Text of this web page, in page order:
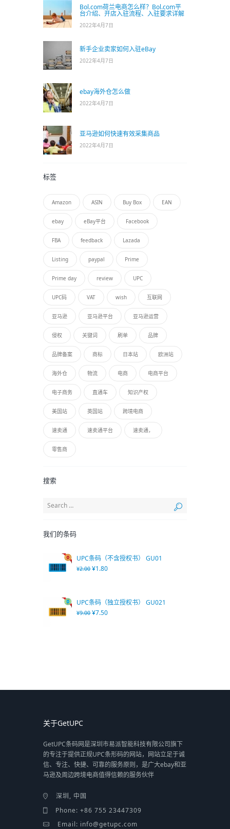
Bol.com荷兰电商怎么样？Bol.com平
台介绍、开店入驻流程、入驻要求详解
2022年4月7日
新手企业卖家如何入驻eBay
2022年4月7日
ebay海外仓怎么做
2022年4月7日
亚马逊如何快速有效采集商品
2022年4月7日
标签
Amazon ASIN Buy Box EAN
ebay eBay平台 Facebook
FBA feedback Lazada
Listing paypal Prime
Prime day review UPC
UPC码 VAT wish 互联网
亚马逊 亚马逊平台 亚马逊运营
侵权 关键词 刷单 品牌
品牌备案 商标 日本站 欧洲站
海外仓 物流 电商 电商平台
电子商务 直通车 知识产权
美国站 英国站 跨境电商
速卖通 速卖通平台 速卖通，
零售商
搜索
我们的条码
UPC条码（不含授权书） GU01
¥2.00 ¥1.80
UPC条码（独立授权书） GU021
¥9.00 ¥7.50
关于GetUPC
GetUPC条码网是深圳市易派智能科技有限公司旗下
的专注于提供正规UPC条形码的网站，网站立足于诚
信、专注、快捷、可靠的服务原则，是广大ebay和亚
马逊及周边跨境电商值得信赖的服务伙伴
深圳, 中国
Phone: +86 755 23447309
Email: info@getupc.com